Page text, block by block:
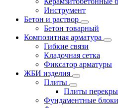
Инструмент
Бетон и раствор
Бетон товарный
Композитная арматура
Гибкие связи
Кладочная сетка
Фиксатор арматуры
ЖБИ изделия
Плиты
Плиты
Фундаментные